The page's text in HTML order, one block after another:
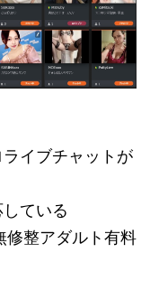
イブチャットが
ている
修整アダルト有料